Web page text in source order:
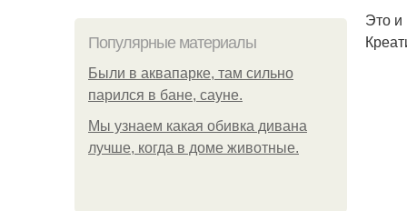
Популярные материалы
Были в аквапарке, там сильно
парился в бане, сауне.
Мы узнаем какая обивка дивана
лучше, когда в доме животные.
Это и